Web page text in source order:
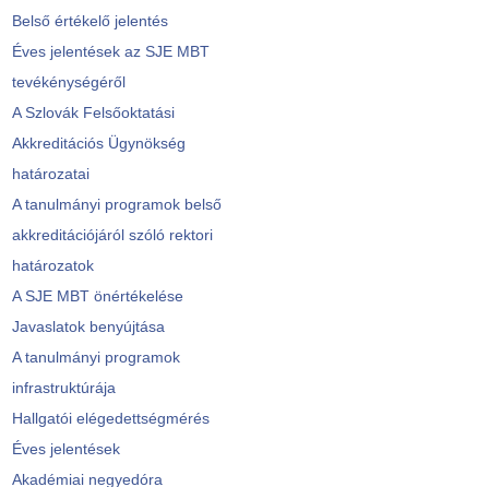
Belső értékelő jelentés
Éves jelentések az SJE MBT
tevékénységéről
A Szlovák Felsőoktatási
Akkreditációs Ügynökség
határozatai
A tanulmányi programok belső
akkreditációjáról szóló rektori
határozatok
A SJE MBT önértékelése
Javaslatok benyújtása
A tanulmányi programok
infrastruktúrája
Hallgatói elégedettségmérés
Éves jelentések
Akadémiai negyedóra